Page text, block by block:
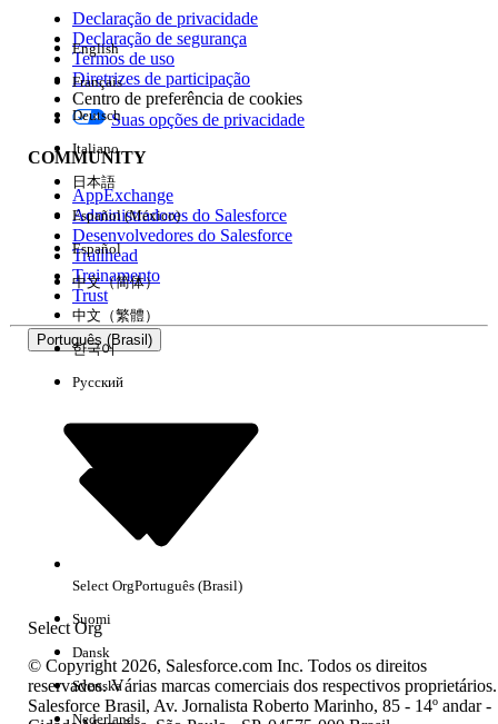
Edição
Experiência
Sem resultados
Declaração de privacidade
Declaração de segurança
Termos de uso
Diretrizes de participação
Centro de preferência de cookies
Suas opções de privacidade
COMMUNITY
AppExchange
Administradores do Salesforce
Desenvolvedores do Salesforce
Trailhead
Treinamento
Trust
Português (Brasil)
Select Org
English
Français
Deutsch
Italiano
日本語
Español (México)
Español
中文（简体）
中文（繁體）
한국어
Русский
Select OrgPortuguês (Brasil)
Suomi
Dansk
Svenska
Nederlands
© Copyright 2026, Salesforce.com Inc. Todos os direitos
reservados. Várias marcas comerciais dos respectivos proprietários.
Salesforce Brasil, Av. Jornalista Roberto Marinho, 85 - 14º andar -